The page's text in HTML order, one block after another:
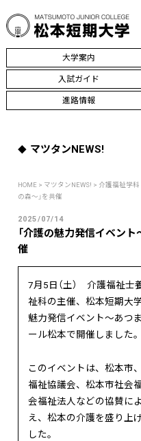
大学案内
入試ガイド
進路情報
マツタンNEWS!
HOME > マツタンNEWS! > 介護福祉学科
の森～」を共催
2025/07/14
「介護の魅力発信イベン
催
7月5日（土） 介護福祉士
祉科の主催、松本短期大
魅力発信イベント～あつ
ール松本で開催しました。
このイベントは、松本市
福祉協議会、松本市社会
会福祉法人などの協賛に
え、松本の介護を盛り上
した。